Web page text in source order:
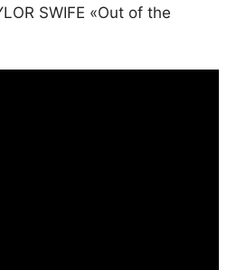
SWIFЕ «Out of the